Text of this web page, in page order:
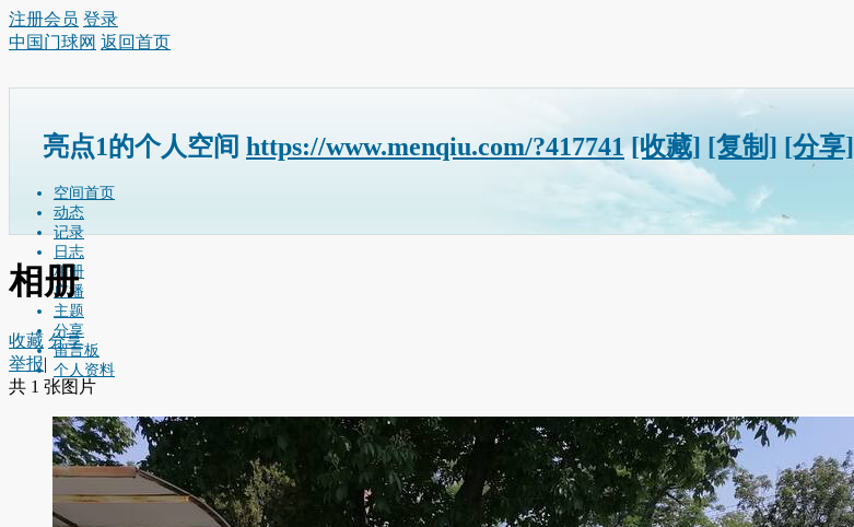
注册会员 登录
中国门球网 返回首页
亮点1的个人空间 https://www.menqiu.com/?417741 [收藏] [复制] [分享]
空间首页
动态
记录
日志
相册
广播
主题
分享
留言板
个人资料
相册
收藏 分享
举报|
共 1 张图片